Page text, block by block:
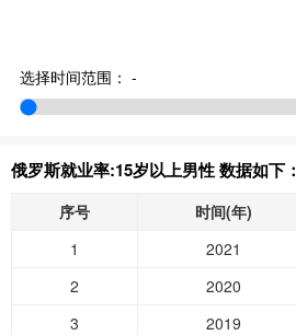
选择时间范围： -
俄罗斯就业率:15岁以上男性 数据如下：
序号 时间(年)
1
2021
2
2020
3
2019